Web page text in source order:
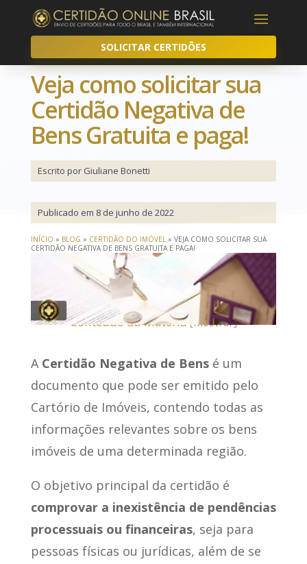
SOLICITAR CERTIDÕES
Veja como solicitar sua
Certidão Negativa de
Bens Gratuita e paga!
Escrito por Giuliane Bonetti
Publicado em 8 de junho de 2022
INÍCIO » BLOG » CERTIDÃO DO IMÓVEL» VEJA COMO SOLICITAR SUA
CERTIDÃO NEGATIVA DE BENS GRATUITA E PAGA!
Conteúdo da Matéria [mostrar]
A Certidão Negativa de Bensé um
documento que pode ser emitido pelo
Cartório de Imóveis, contendo todas as
informações relevantes sobre os bens
imóveis de uma determinada região.
O objetivo principal da certidão é
comprovar a inexistência de pendências
processuais ou financeiras, seja para
pessoas físicas ou jurídicas, além de se